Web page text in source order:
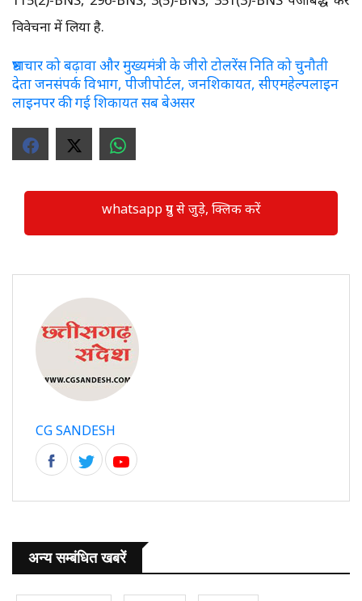
विवेचना में लिया है.
भ्रष्टाचार को बढ़ावा और मुख्यमंत्री के जीरो टोलरेंस निति को चुनौती
देता जनसंपर्क विभाग, पीजीपोर्टल, जनशिकायत, सीएमहेल्पलाइन
लाइनपर की गई शिकायत सब बेअसर
whatsapp ग्रुप से जुड़े, क्लिक करें
CG SANDESH
अन्य सम्बंधित खबरें